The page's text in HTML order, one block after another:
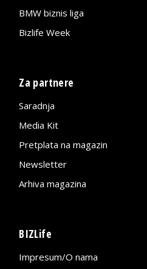
BMW biznis liga
Bizlife Week
Za partnere
Saradnja
Media Kit
Pretplata na magazin
Newsletter
Arhiva magazina
BIZLife
Impresum/O nama